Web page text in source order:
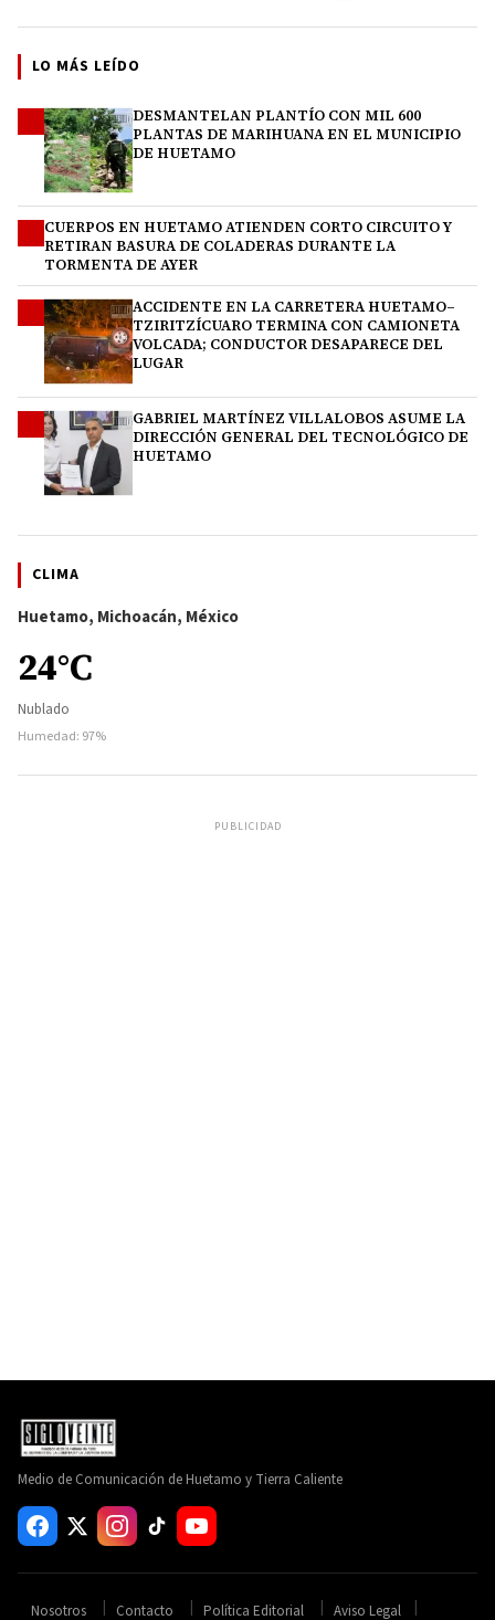
LO MÁS LEÍDO
DESMANTELAN PLANTÍO CON MIL 600
PLANTAS DE MARIHUANA EN EL MUNICIPIO
DE HUETAMO
CUERPOS EN HUETAMO ATIENDEN CORTO CIRCUITO Y
RETIRAN BASURA DE COLADERAS DURANTE LA
TORMENTA DE AYER
ACCIDENTE EN LA CARRETERA HUETAMO–
TZIRITZÍCUARO TERMINA CON CAMIONETA
VOLCADA; CONDUCTOR DESAPARECE DEL
LUGAR
GABRIEL MARTÍNEZ VILLALOBOS ASUME LA
DIRECCIÓN GENERAL DEL TECNOLÓGICO DE
HUETAMO
CLIMA
Huetamo, Michoacán, México
24°C
Nublado
Humedad: 97%
PUBLICIDAD
Medio de Comunicación de Huetamo y Tierra Caliente
Nosotros Contacto Política Editorial Aviso Legal